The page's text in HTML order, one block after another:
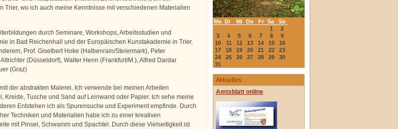
Mo Di Mi Do Fr Sa
So
1
2
3
4 5 6 7 8
9
10
11 12 13 14 15
16
17
18 19 20 21 22
23
24
25 26 27 28 29
30
31
Aktuelles
Amtsblatt online
Trier, wo ich auch meine Kenntnisse mit verschiedenen Materialien
durch Seminare, Workshops, Arbeitsstudien und
in Bad Reichenhall und der Europäischen Kunstakademie in Trier.
Prof. Giselbert Hoke (Halbenrain/Steiermark), Peter
(Düsseldorf), Walter Henn (Frankfurt/M.), Alfred Dardar
(Graz)
der abstrakten Malerei. Ich verwende bei meinen Arbeiten
Kreide, Tusche und Sand auf Leinwand oder Papier. Ich sehe meine
Entstehen ich als Spurensuche und Experiment empfinde. Durch
Techniken und Materialien habe ich zu einer kreativen
mit Pinsel, Schwamm und Spachtel. Durch diese Vielseitigkeit ist